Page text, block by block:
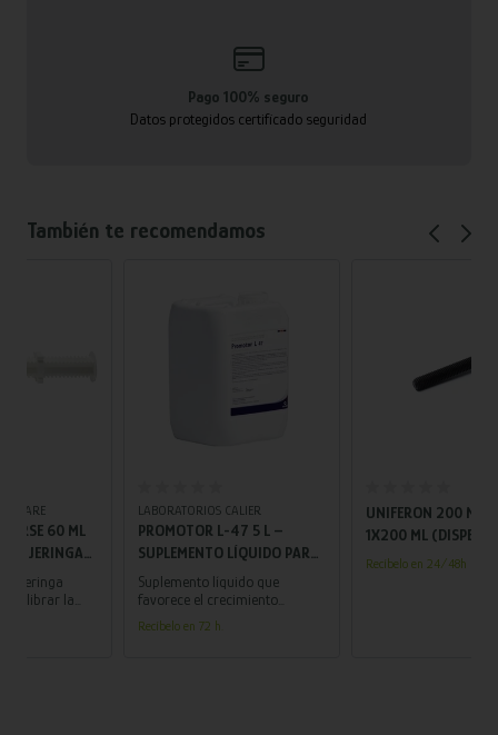
Pago 100% seguro
Datos protegidos certificado seguridad
También te recomendamos
LABORATORIOS CALIER
PROMOTOR L-47 5 L –
SUPLEMENTO LÍQUIDO PARA
AVES Y CERDOS QUE MEJORA
CRECIMIENTO Y DESARROLLO
Suplemento líquido que
favorece el crecimiento
saludable y mejora el
rendimiento de aves y cerdos,
UNIFERON 200 MG/ML SI
1X200 ML (DISPENSACION
FRACCIONADA)
Recíbelo en 24/48h